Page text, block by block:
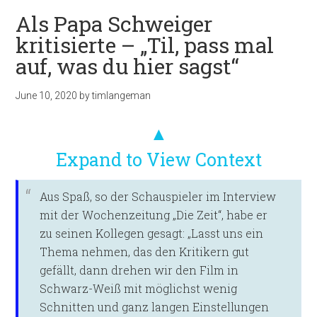
Als Papa Schweiger
kritisierte – „Til, pass mal
auf, was du hier sagst“
June 10, 2020 bytimlangeman
▲
Expand to View Context
Aus Spaß, so der Schauspieler im Interview
mit der Wochenzeitung „Die Zeit“, habe er
zu seinen Kollegen gesagt: „Lasst uns ein
Thema nehmen, das den Kritikern gut
gefällt, dann drehen wir den Film in
Schwarz-Weiß mit möglichst wenig
Schnitten und ganz langen Einstellungen